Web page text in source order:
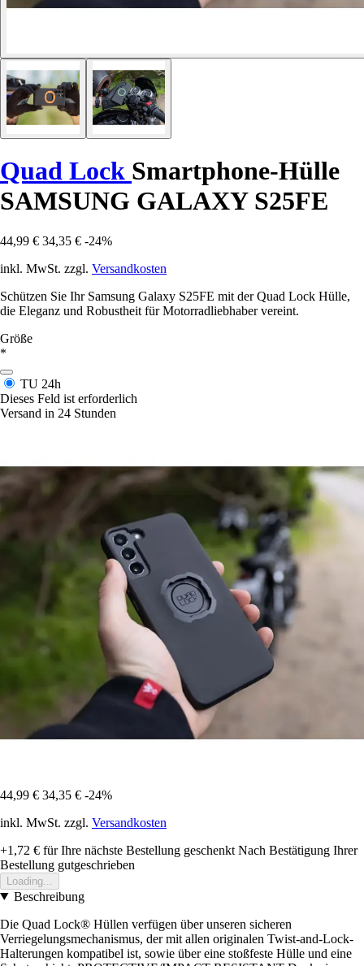
Quad Lock Smartphone-Hülle
SAMSUNG GALAXY S25FE
44,99 € 34,35 € -24%
inkl. MwSt. zzgl. Versandkosten
Schützen Sie Ihr Samsung Galaxy S25FE mit der Quad Lock Hülle,
die Eleganz und Robustheit für Motorradliebhaber vereint.
Größe
*
TU 24h
Dieses Feld ist erforderlich
Versand in 24 Stunden
44,99 € 34,35 € -24%
inkl. MwSt. zzgl. Versandkosten
+1,72 € für Ihre nächste Bestellung geschenkt Nach Bestätigung Ihrer
Bestellung gutgeschrieben
Loading...
Beschreibung
Die Quad Lock® Hüllen verfügen über unseren sicheren
Verriegelungsmechanismus, der mit allen originalen Twist-and-Lock-
Halterungen kompatibel ist, sowie über eine stoßfeste Hülle und eine